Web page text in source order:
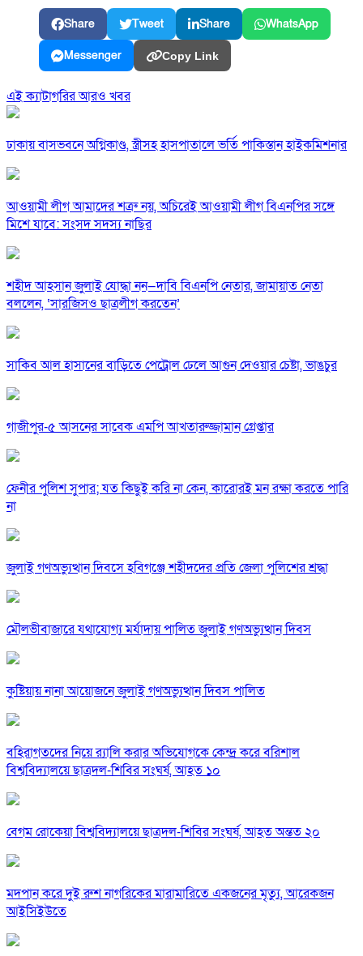
Share Tweet Share WhatsApp
Messenger Copy Link
এই ক্যাটাগরির আরও খবর
ঢাকায় বাসভবনে অগ্নিকাণ্ড, স্ত্রীসহ হাসপাতালে ভর্তি পাকিস্তান হাইকমিশনার
আওয়ামী লীগ আমাদের শত্রু নয়, অচিরেই আওয়ামী লীগ বিএনপির সঙ্গে
মিশে যাবে: সংসদ সদস্য নাছির
শহীদ আহসান জুলাই যোদ্ধা নন—দাবি বিএনপি নেতার, জামায়াত নেতা
বললেন, ‘সারজিসও ছাত্রলীগ করতেন’
সাকিব আল হাসানের বাড়িতে পেট্রোল ঢেলে আগুন দেওয়ার চেষ্টা, ভাঙচুর
গাজীপুর-৫ আসনের সাবেক এমপি আখতারুজ্জামান গ্রেপ্তার
ফেনীর পুলিশ সুপার; যত কিছুই করি না কেন, কারোরই মন রক্ষা করতে পারি
না
জুলাই গণঅভ্যুত্থান দিবসে হবিগঞ্জে শহীদদের প্রতি জেলা পুলিশের শ্রদ্ধা
মৌলভীবাজারে যথাযোগ্য মর্যাদায় পালিত জুলাই গণঅভ্যুত্থান দিবস
কুষ্টিয়ায় নানা আয়োজনে জুলাই গণঅভ্যুত্থান দিবস পালিত
বহিরাগতদের নিয়ে র‍্যালি করার অভিযোগকে কেন্দ্র করে বরিশাল
বিশ্ববিদ্যালয়ে ছাত্রদল-শিবির সংঘর্ষ, আহত ১০
বেগম রোকেয়া বিশ্ববিদ্যালয়ে ছাত্রদল-শিবির সংঘর্ষ, আহত অন্তত ২০
মদপান করে দুই রুশ নাগরিকের মারামারিতে একজনের মৃত্যু, আরেকজন
আইসিইউতে